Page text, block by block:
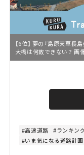
【6位】 夢の『島原天草長
大橋は何故できない？
高速道路 ランキン
いま気になる道路計画